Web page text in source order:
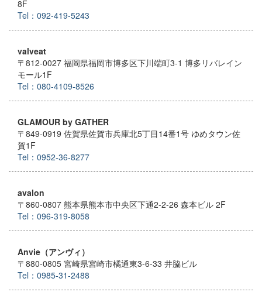
8F
Tel：092-419-5243
valveat
〒812-0027 福岡県福岡市博多区下川端町3-1 博多リバレイン
モール1F
Tel：080-4109-8526
GLAMOUR by GATHER
〒849-0919 佐賀県佐賀市兵庫北5丁目14番1号 ゆめタウン佐
賀1F
Tel：0952-36-8277
avalon
〒860-0807 熊本県熊本市中央区下通2-2-26 森本ビル 2F
Tel：096-319-8058
Anvie（アンヴィ）
〒880-0805 宮崎県宮崎市橘通東3-6-33 井脇ビル
Tel：0985-31-2488